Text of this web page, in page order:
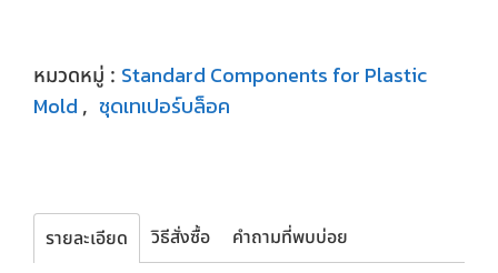
หมวดหมู่ : Standard Components for Plastic
Mold, ชุดเทเปอร์บล็อค
รายละเอียด วิธีสั่งซื้อ คำถามที่พบบ่อย